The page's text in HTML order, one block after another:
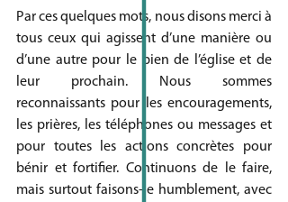
Par ces quelques mots, nous disons merci à
tous ceux qui agissent d’une manière ou
d’une autre pour le bien de l’église et de
leur prochain. Nous sommes
reconnaissants pour les encouragements,
les prières, les téléphones ou messages et
pour toutes les actions concrètes pour
bénir et fortifier. Continuons de le faire,
mais surtout faisons-le humblement, avec